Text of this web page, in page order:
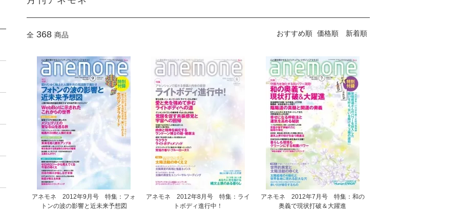
全 368 商品 おすすめ順 価格順 新着順
アネモネ 2012年9月号 特集：フォ
トンの波の影響と近未来予想図
アネモネ 2012年8月号 特集：ライ
トボディ進行中！
アネモネ 2012年7月号 特集：和の
奥義で現状打破＆大躍進